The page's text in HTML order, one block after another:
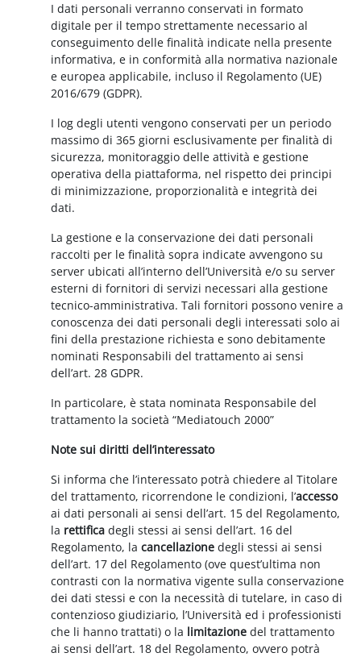
I dati personali verranno conservati in formato
digitale per il tempo strettamente necessario al
conseguimento delle finalità indicate nella presente
informativa, e in conformità alla normativa nazionale
e europea applicabile, incluso il Regolamento (UE)
2016/679 (GDPR).
I log degli utenti vengono conservati per un periodo
massimo di 365 giorni esclusivamente per finalità di
sicurezza, monitoraggio delle attività e gestione
operativa della piattaforma, nel rispetto dei principi
di minimizzazione, proporzionalità e integrità dei
dati.
La gestione e la conservazione dei dati personali
raccolti per le finalità sopra indicate avvengono su
server ubicati all’interno dell’Università e/o su server
esterni di fornitori di servizi necessari alla gestione
tecnico-amministrativa. Tali fornitori possono venire a
conoscenza dei dati personali degli interessati solo ai
fini della prestazione richiesta e sono debitamente
nominati Responsabili del trattamento ai sensi
dell’art. 28 GDPR.
In particolare, è stata nominata Responsabile del
trattamento la società “Mediatouch 2000”
Note sui diritti dell’interessato
Si informa che l’interessato potrà chiedere al Titolare
del trattamento, ricorrendone le condizioni, l’accesso
ai dati personali ai sensi dell’art. 15 del Regolamento,
la rettificadegli stessi ai sensi dell’art. 16 del
Regolamento, lacancellazione degli stessi ai sensi
dell’art. 17 del Regolamento (ove quest’ultima non
contrasti con la normativa vigente sulla conservazione
dei dati stessi e con la necessità di tutelare, in caso di
contenzioso giudiziario, l’Università ed i professionisti
che li hanno trattati) o la limitazione del trattamento
ai sensi dell’art. 18 del Regolamento, ovvero potrà